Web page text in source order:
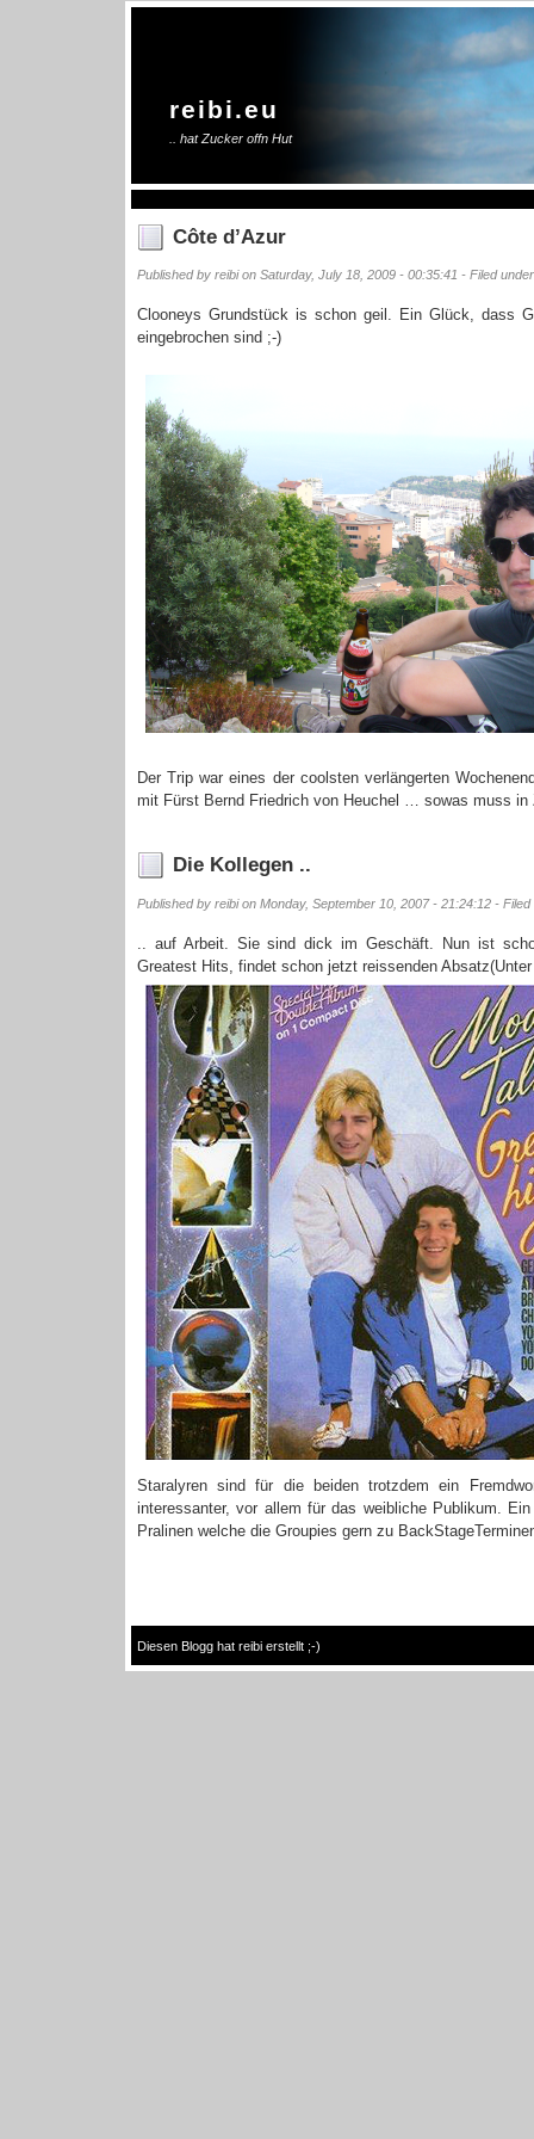
reibi.eu
.. hat Zucker offn Hut
Côte d’Azur
Published by reibi on Saturday, July 18, 2009 - 00:35:41 - Filed
Clooneys Grundstück is schon geil. Ein Glück, dass
eingebrochen sind ;-)
Der Trip war eines der coolsten verlängerten
mit Fürst Bernd Friedrich von Heuchel … sowas muss in
Die Kollegen ..
Published by reibi on Monday, September 10, 2007 - 21:24:12 -
.. auf Arbeit. Sie sind dick im Geschäft. Nun ist
Greatest Hits, findet schon jetzt reissenden
Staralyren sind für die beiden trotzdem ein
interessanter, vor allem für das weibliche Publikum.
Pralinen welche die Groupies gern zu
Diesen Blogg hat reibi erstellt ;-)